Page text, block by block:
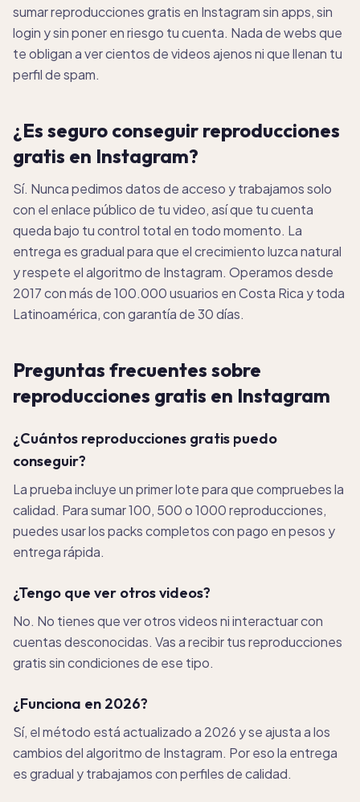
sumar reproducciones gratis en Instagram sin apps, sin
login y sin poner en riesgo tu cuenta. Nada de webs que
te obligan a ver cientos de videos ajenos ni que llenan tu
perfil de spam.
¿Es seguro conseguir reproducciones
gratis en Instagram?
Sí. Nunca pedimos datos de acceso y trabajamos solo
con el enlace público de tu video, así que tu cuenta
queda bajo tu control total en todo momento. La
entrega es gradual para que el crecimiento luzca natural
y respete el algoritmo de Instagram. Operamos desde
2017 con más de 100.000 usuarios en Costa Rica y toda
Latinoamérica, con garantía de 30 días.
Preguntas frecuentes sobre
reproducciones gratis en Instagram
¿Cuántos reproducciones gratis puedo
conseguir?
La prueba incluye un primer lote para que compruebes la
calidad. Para sumar 100, 500 o 1000 reproducciones,
puedes usar los packs completos con pago en pesos y
entrega rápida.
¿Tengo que ver otros videos?
No. No tienes que ver otros videos ni interactuar con
cuentas desconocidas. Vas a recibir tus reproducciones
gratis sin condiciones de ese tipo.
¿Funciona en 2026?
Sí, el método está actualizado a 2026 y se ajusta a los
cambios del algoritmo de Instagram. Por eso la entrega
es gradual y trabajamos con perfiles de calidad.